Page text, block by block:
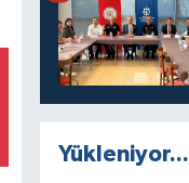
Yükleniyor...